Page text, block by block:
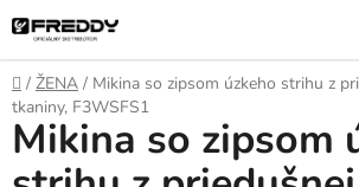
Prejsť
na
obsah
Domov
/ ŽENA / Mikina so zipsom úzkeho strihu z
tkaniny, F3WSFS1
Mikina so zipsom